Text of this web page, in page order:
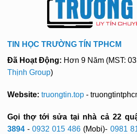
TIN HỌC TRƯỜNG TÍN TPHCM
Đã Hoạt Động: Hơn 9 Năm (MST:
Thịnh Group)
Website: truongtin.top -
Gọi thợ tới sửa tại nhà cả 22
3894-0932 015 486 (Mobi)- 0981